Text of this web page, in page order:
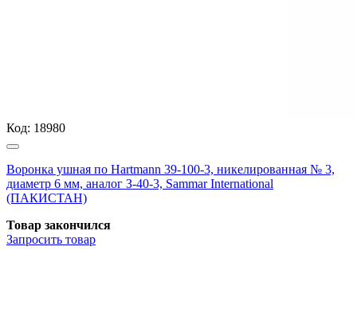
Код: 18980
Воронка ушная по Hartmann 39-100-3, никелированная № 3,
диаметр 6 мм, аналог З-40-3, Sammar International
(ПАКИСТАН)
Товар закончился
Запросить товар